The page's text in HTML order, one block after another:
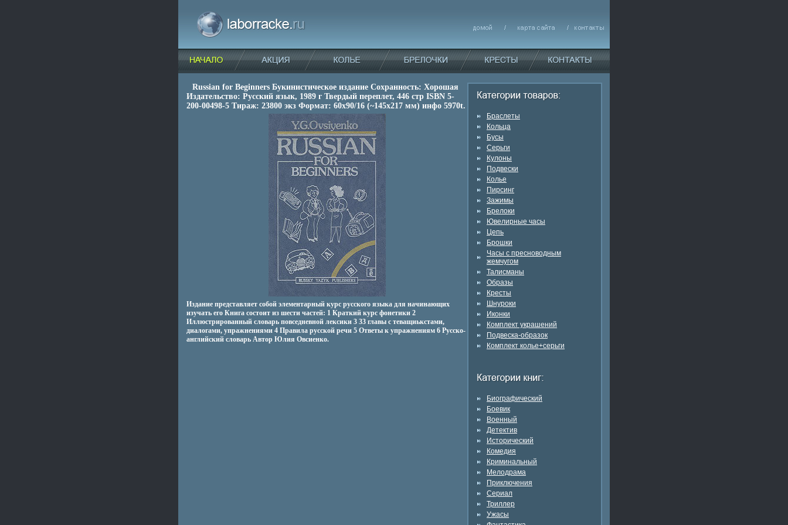
Russian for Beginners Букинистическое издание Сохранность: Хорошая
Издательство: Русский язык, 1989 г Твердый переплет, 446 стр ISBN 5-
200-00498-5 Тираж: 23800 экз Формат: 60x90/16 (~145х217 мм) инфо 5970t.
Издание представляет собой элементарный курс русского языка для начинающих
изучать его Книга состоит из шести частей: 1 Краткий курс фонетики 2
Иллюстрированный словарь повседневной лексики 3 33 главы с теващиькстами,
диалогами, упражнениями 4 Правила русской речи 5 Ответы к упражнениям 6 Русско-
английский словарь Автор Юлия Овсиенко.
Браслеты
Кольца
Бусы
Серьги
Кулоны
Подвески
Колье
Пирсинг
Зажимы
Брелоки
Ювелирные часы
Цепь
Брошки
Часы с пресноводным
жемчугом
Талисманы
Образы
Кресты
Шнуроки
Иконки
Комплект украшений
Подвеска-образок
Комплект колье+серьги
Биографический
Боевик
Военный
Детектив
Исторический
Комедия
Криминальный
Мелодрама
Приключения
Сериал
Триллер
Ужасы